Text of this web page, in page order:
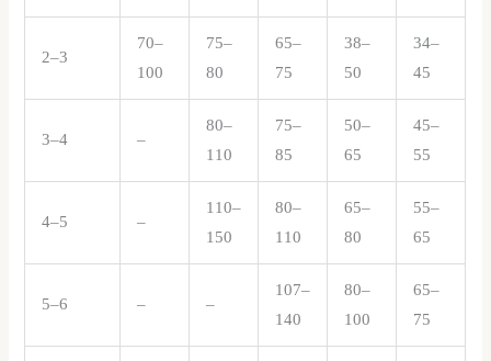
2–3
70–
100
75–
80
65–
75
38–
50
34–
45
3–4 –
80–
110
75–
85
50–
65
45–
55
4–5 –
110–
150
80–
110
65–
80
55–
65
5–6 – –
107–
140
80–
100
65–
75